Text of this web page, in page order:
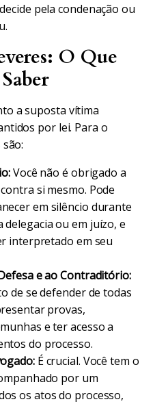
pela condenação ou
O Que
a suposta vítima
por lei. Para o
Você não é obrigado a
si mesmo. Pode
em silêncio durante
ou em juízo, e
interpretado em seu
e ao Contraditório:
de se defender de todas
provas,
e ter acesso a
do processo.
É crucial. Você tem o
por um
os atos do processo,